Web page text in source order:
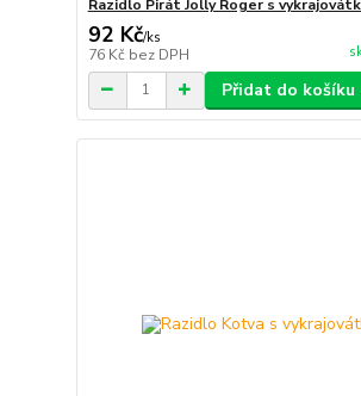
Razidlo Pirát Jolly Roger s
92 Kč/ks
76 Kč bez DPH
Přidat do košíku